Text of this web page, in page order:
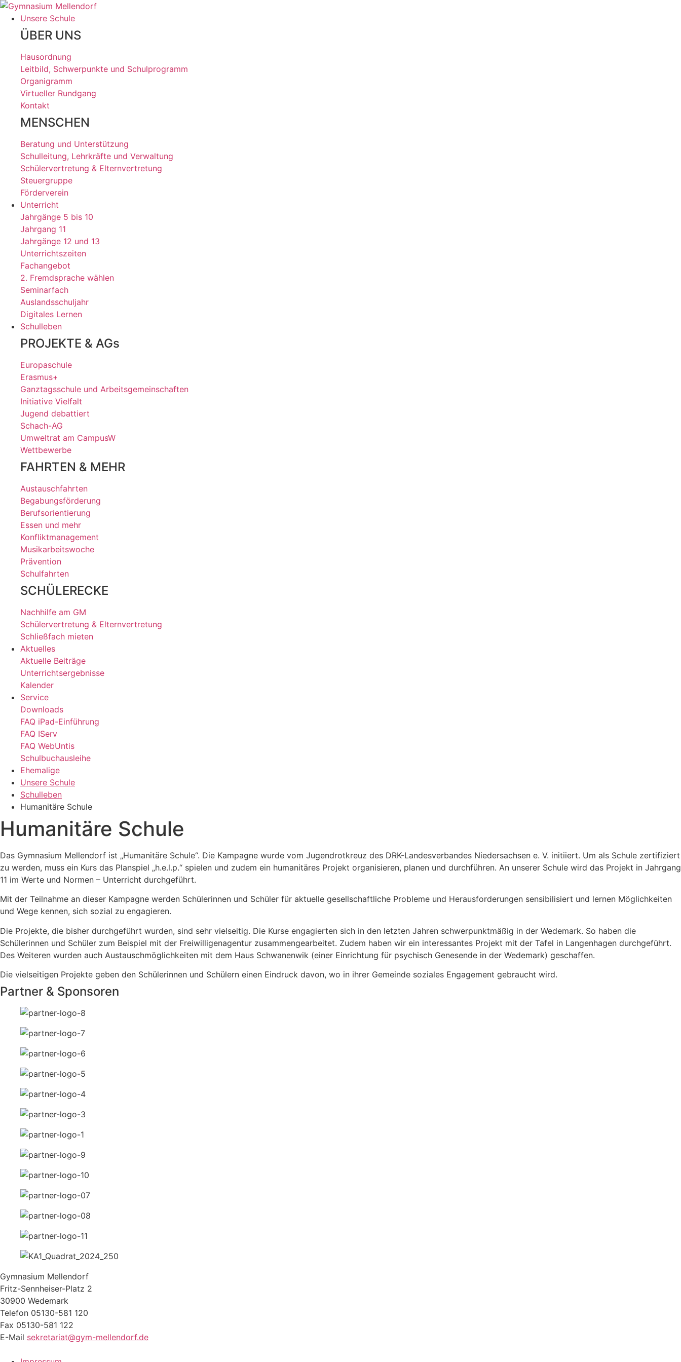
Zum
Inhalt
wechseln
Unsere Schule
ÜBER UNS
Hausordnung
Leitbild, Schwerpunkte und Schulprogramm
Organigramm
Virtueller Rundgang
Kontakt
MENSCHEN
Beratung und Unterstützung
Schulleitung, Lehrkräfte und Verwaltung
Schülervertretung & Elternvertretung
Steuergruppe
Förderverein
Unterricht
Jahrgänge 5 bis 10
Jahrgang 11
Jahrgänge 12 und 13
Unterrichtszeiten
Fachangebot
2. Fremdsprache wählen
Seminarfach
Auslandsschuljahr
Digitales Lernen
Schulleben
PROJEKTE & AGs
Europaschule
Erasmus+
Ganztagsschule und Arbeitsgemeinschaften
Initiative Vielfalt
Jugend debattiert
Schach-AG
Umweltrat am CampusW
Wettbewerbe
FAHRTEN & MEHR
Austauschfahrten
Begabungsförderung
Berufsorientierung
Essen und mehr
Konfliktmanagement
Musikarbeitswoche
Prävention
Schulfahrten
SCHÜLERECKE
Nachhilfe am GM
Schülervertretung & Elternvertretung
Schließfach mieten
Aktuelles
Aktuelle Beiträge
Unterrichtsergebnisse
Kalender
Service
Downloads
FAQ iPad-Einführung
FAQ IServ
FAQ WebUntis
Schulbuchausleihe
Ehemalige
Unsere Schule
Schulleben
Humanitäre Schule
Humanitäre Schule
Das Gymnasium Mellendorf ist „Humanitäre Schule“. Die Kampagne wurde vom Jugendrotkreuz des DRK-Landesverbandes Niedersachsen e. V. initiiert. Um als Schule zertifiziert
zu werden, muss ein Kurs das Planspiel „h.e.l.p.“ spielen und zudem ein humanitäres Projekt organisieren, planen und durchführen. An unserer Schule wird das Projekt in Jahrgang
11 im Werte und Normen – Unterricht durchgeführt.
Mit der Teilnahme an dieser Kampagne werden Schülerinnen und Schüler für aktuelle gesellschaftliche Probleme und Herausforderungen sensibilisiert und lernen Möglichkeiten
und Wege kennen, sich sozial zu engagieren.
Die Projekte, die bisher durchgeführt wurden, sind sehr vielseitig. Die Kurse engagierten sich in den letzten Jahren schwerpunktmäßig in der Wedemark. So haben die
Schülerinnen und Schüler zum Beispiel mit der Freiwilligenagentur zusammengearbeitet. Zudem haben wir ein interessantes Projekt mit der Tafel in Langenhagen durchgeführt.
Des Weiteren wurden auch Austauschmöglichkeiten mit dem Haus Schwanenwik (einer Einrichtung für psychisch Genesende in der Wedemark) geschaffen.
Die vielseitigen Projekte geben den Schülerinnen und Schülern einen Eindruck davon, wo in ihrer Gemeinde soziales Engagement gebraucht wird.
Partner & Sponsoren
Gymnasium Mellendorf
Fritz-Sennheiser-Platz 2
30900 Wedemark
Telefon 05130-581 120
Fax 05130-581 122
E-Mail sekretariat@gym-mellendorf.de